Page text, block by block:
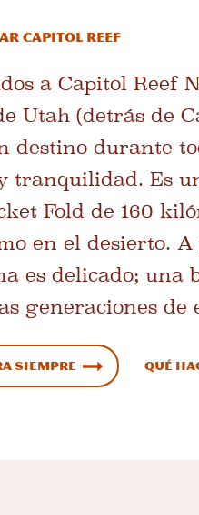
Capitol Reef
a Capitol Reef
Utah (detrás de
destino durante
tranquilidad. Es
Fold de 160
en el desierto.
es delicado;
generaciones de
siempre Qué